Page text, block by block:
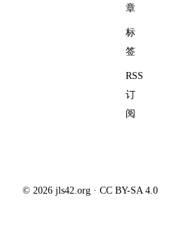
章
标
签
RSS
订
阅
© 2026 jls42.org · CC BY-SA 4.0